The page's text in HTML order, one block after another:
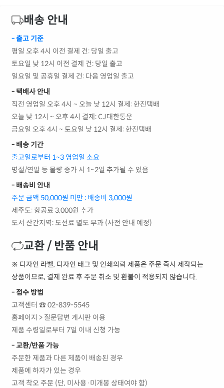
배송 안내
- 출고 기준
평일 오후 4시 이전 결제 건: 당일 출고
토요일 낮 12시 이전 결제 건: 당일 출고
일요일 및 공휴일 결제 건: 다음 영업일 출고
- 택배사 안내
직전 영업일 오후 4시 ~ 오늘 낮 12시 결제: 한진택배
오늘 낮 12시 ~ 오후 4시 결제: CJ대한통운
금요일 오후 4시 ~ 토요일 낮 12시 결제: 한진택배
- 배송 기간
출고일로부터 1~3 영업일 소요
명절/연말 등 물량 증가 시 1~2일 추가될 수 있음
- 배송비 안내
주문 금액 50,000원 미만 : 배송비 3,000원
제주도: 항공료 3,000원 추가
도서 산간지역: 도선료 별도 부과 (사전 안내 예정)
교환 / 반품 안내
※ 디자인 라벨, 디자인 태그 및 인쇄의뢰 제품은 주문 즉시 제작되는
상품이므로, 결제 완료 후 주문 취소 및 환불이 적용되지 않습니다.
- 접수 방법
고객센터 ☎ 02-839-5545
홈페이지 > 질문답변 게시판 이용
제품 수령일로부터 7일 이내 신청 가능
- 교환/반품 가능
주문한 제품과 다른 제품이 배송된 경우
제품에 하자가 있는 경우
고객 착오 주문 (단, 미사용·미개봉 상태여야 함)